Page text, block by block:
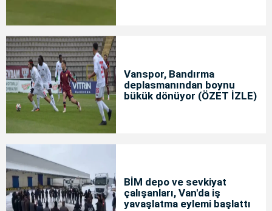
Vanspor, Bandırma
deplasmanından boynu
bükük dönüyor (ÖZET İZLE)
BİM depo ve sevkiyat
çalışanları, Van'da iş
yavaşlatma eylemi başlattı